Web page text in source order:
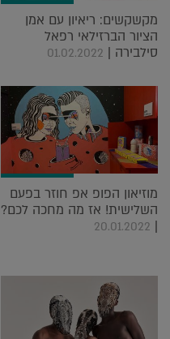
מקשקשים: ריאיון עם אמן
הציור הברזילאי רפאל
סילבירה | 01.02.2022
מוזיאון הפופ אפ חוזר בפעם
השלישית! אז מה מחכה לכם?
|
20.01.2022